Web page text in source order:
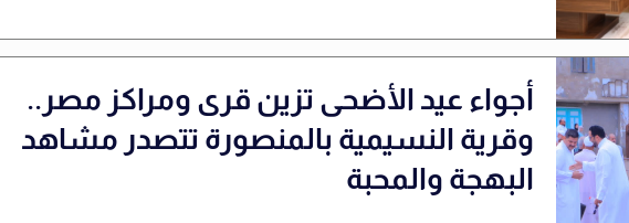
أجواء عيد الأضحى تزين قرى ومراكز مصر..
وقرية النسيمية بالمنصورة تتصدر مشاهد
البهجة والمحبة